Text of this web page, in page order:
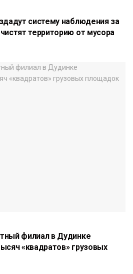
систему наблюдения за
территорию от мусора
филиал в Дудинке
«квадратов» грузовых